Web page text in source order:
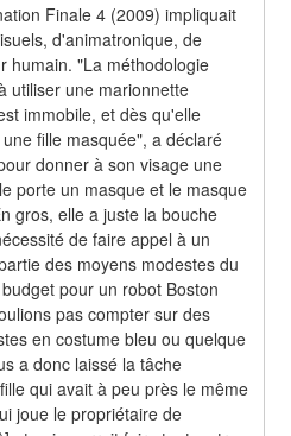
Finale 4 (2009) impliquait
d'animatronique, de
humain. "La méthodologie
utiliser une marionnette
immobile, et dès qu'elle
fille masquée", a déclaré
donner à son visage une
porte un masque et le masque
gros, elle a juste la bouche
de faire appel à un
des moyens modestes du
pour un robot Boston
pas compter sur des
en costume bleu ou quelque
a donc laissé la tâche
qui avait à peu près le même
joue le propriétaire de